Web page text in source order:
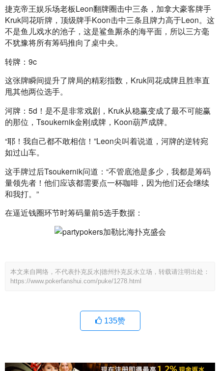
捷克帝王娱乐场老板Leon翻牌圈击中三条，加拿大豪客牌手
Kruk同花听牌，顶级牌手Koon击中三条且牌力高于Leon。这
不是鱼儿戏水的池子，这是鲨鱼厮杀的海平面，所以三方毫
不犹豫将所有筹码推向了桌中央。
转牌：9c
这张牌瞬间提升了牌局的精彩指数，Kruk同花成牌且胜率直
甩其他两位选手。
河牌：5d！是不是非常戏剧，Kruk从稳赢变成了最不可能赢
的那位，Tsoukernik金刚成牌，Koon葫芦成牌。
“耶！我自己都不敢相信！”Leon尖叫着说道，河牌的逆转宛
如过山车。
这手牌过后Tsoukernik问道：“不管底池是多少，我都是筹码
量领先者！他们应该都需要点一杯咖啡，因为他们还会继续
和我打。”
在逼近钱圈环节时筹码量前5选手数据：
本文来自网络，不代表扑克反水|德州扑克反水立场，转载请注明出处：
https://www.pokerfanshui.com/puke/1278.html
135赞